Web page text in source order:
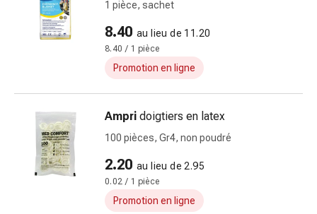
la
peau
Bandes
élastiques
Pansements
pour
doigts
Sparadraps
Bandes
1 pièce, sachet
8.40 au lieu de 11.20
8.40 / 1 pièce
Promotion en ligne
Ampri doigtiers en latex
100 pièces, Gr4, non poudré
2.20 au lieu de 2.95
0.02 / 1 pièce
Promotion en ligne